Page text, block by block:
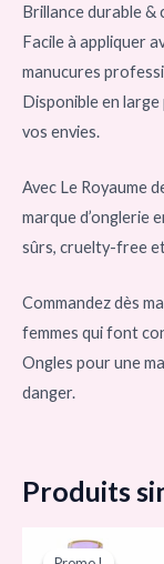
Brillance durable &
Facile à appliquer
manucures
Disponible en
vos envies.
Avec Le Royaume
marque d’onglerie
sûrs, cruelty-free
Commandez dès
femmes qui font
Ongles pour une
danger.
Produits
prix